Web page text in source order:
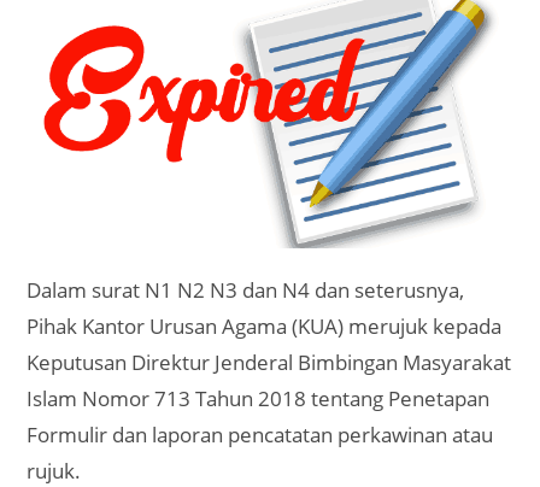
Dalam surat N1 N2 N3 dan N4 dan seterusnya,
Pihak Kantor Urusan Agama (KUA) merujuk kepada
Keputusan Direktur Jenderal Bimbingan Masyarakat
Islam Nomor 713 Tahun 2018 tentang Penetapan
Formulir dan laporan pencatatan perkawinan atau
rujuk.